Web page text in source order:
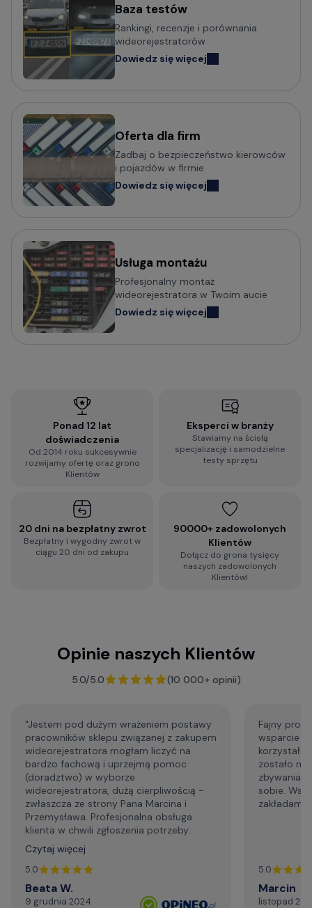
Popularni producenci kamer
samochodowych
Wideorejestratory VIOFO
Wideorejestratory 70mai
Wideorejestratory FITCAMX
Wideorejestratory BlackVue
Wideorejestratory FineVu
Wideorejestratory MBG Line
Potrzebujesz porady w wyborze
wideorejestratora?
Sprawdź praktyczny poradnik o tym na co zwrócić
Wypełnij błyskawiczną ankietę i otrzymaj
spersonalizowaną rekomendację dopasowaną do
Twoich wymagań:
2-minutowa ankieta rekomendacji
wideorejestratora
Zobacz więcej porad dotyczących
wideorejestratorów, a także zestaw najczęściej
F.A.Q. - najczęściej zadawane pytania
Baza testów
Rankingi, recenzje i porównania
wideorejestratorów
Dowiedz się więcej
Oferta dla firm
Zadbaj o bezpieczeństwo kierowców
i pojazdów w firmie
Dowiedz się więcej
Usługa montażu
Profesjonalny montaż
wideorejestratora w Twoim aucie
Dowiedz się więcej
Ponad 12 lat
doświadczenia
Od 2014 roku sukcesywnie
rozwijamy ofertę oraz grono
Klientów
Eksperci w branży
Stawiamy na ścisłą
specjalizację i samodzielne
testy sprzętu
20 dni na bezpłatny zwrot
Bezpłatny i wygodny zwrot w
ciągu 20 dni od zakupu
90000+ zadowolonych
Klientów
Dołącz do grona tysięcy
naszych zadowolonych
Klientów!
Opinie naszych Klientów
5.0/5.0 (10 000+ opinii)
"Jestem pod dużym wrażeniem postawy
pracowników sklepu związanej z zakupem
wideorejestratora mogłam liczyć na
bardzo fachową i uprzejmą pomoc
(doradztwo) w wyborze
wideorejestratora, dużą cierpliwością -
zwłaszcza ze strony Pana Marcina i
Przemysława. Profesjonalna obsługa
klienta w chwili zgłoszenia potrzeby
wsparcia technicznego. Generalnie,
profesjonalizm. Serdecznie i najmocniej
dziękuję za życzliwą pomoc telefoniczną,
szybki kontakt mailowy."
Czytaj więcej
5.0
Beata W.
9 grudnia 2024
Fajny
wsparcie
zostało mi
zbywania
sobie.
zakładam
5.0
Marcin
listopad